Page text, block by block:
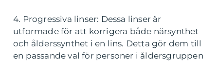
4. Progressiva linser: Dessa linser är
utformade för att korrigera både närsynthet
och ålderssynthet i en lins. Detta gör dem till
en passande val för personer i åldersgruppen